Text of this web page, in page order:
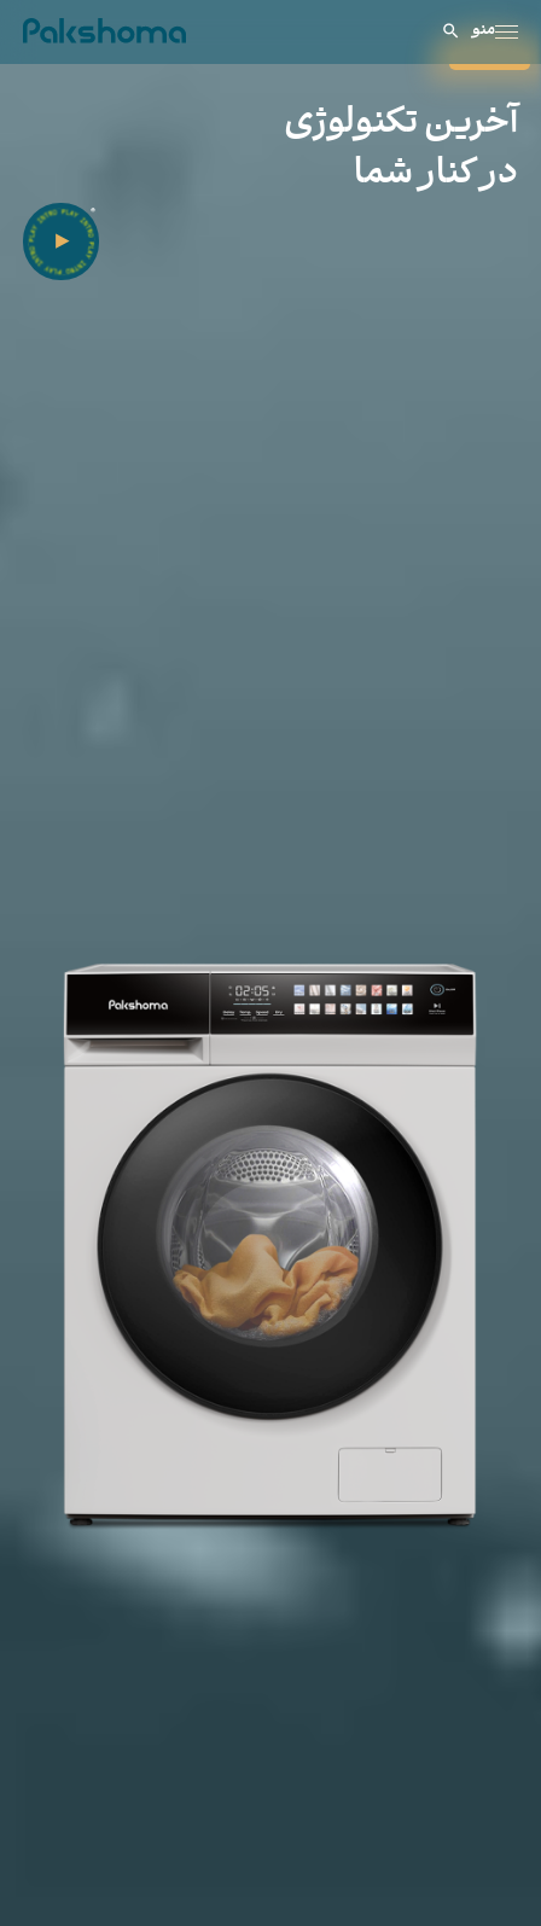
منو
بستن
فروشگاه لوازم خانگی پاکشوما
آخرین تکنولوژی
در کنار شما